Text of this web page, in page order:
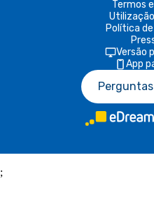
Termos
Política
Versão
App
;